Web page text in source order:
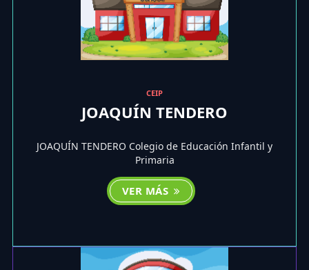
CEIP
JOAQUÍN TENDERO
JOAQUÍN TENDERO Colegio de Educación Infantil y
Primaria
VER MÁS